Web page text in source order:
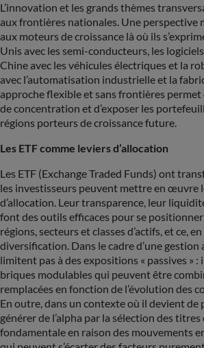
L’innovation et les grands thèmes
aux frontières nationales. Une perspective
aux moteurs de croissance là où ils
Unis avec les semi-conducteurs, les
Chine avec les véhicules électriques et la
avec l’automatisation industrielle et la
approche flexible et sans frontières permet
de concentration et d’exposer les
régions porteurs de croissance future.
Les ETF comme leviers d’allocation
Les ETF (Exchange Traded Funds) ont
les investisseurs peuvent mettre en œuvre
d’allocation. Leur transparence, leur
font des outils efficaces pour se
régions, secteurs et classes d’actifs, et ce,
diversification. Dans le cadre d’une gestion
limitent pas à des expositions « passives »
briques modulables qui peuvent être
remplacées en fonction de l’évolution des
En outre, dans un contexte où il devient de
générer de l’alpha par la sélection des titres
fondamentale en raison des mouvements